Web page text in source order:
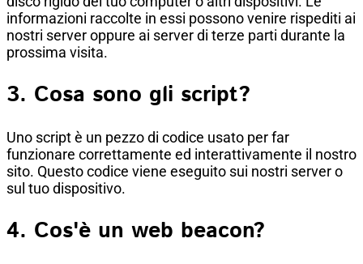
informazioni raccolte in essi possono venire rispediti ai
nostri server oppure ai server di terze parti durante la
prossima visita.
3. Cosa sono gli script?
Uno script è un pezzo di codice usato per far
funzionare correttamente ed interattivamente il nostro
sito. Questo codice viene eseguito sui nostri server o
sul tuo dispositivo.
4. Cos'è un web beacon?